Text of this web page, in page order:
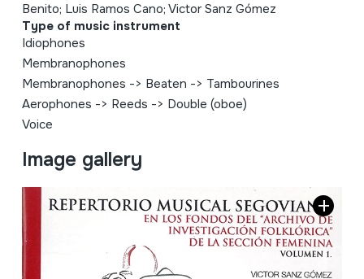
Benito; Luis Ramos Cano; Victor Sanz Gómez
Type of music instrument
Idiophones
Membranophones
Membranophones -> Beaten -> Tambourines
Aerophones -> Reeds -> Double (oboe)
Voice
Image gallery